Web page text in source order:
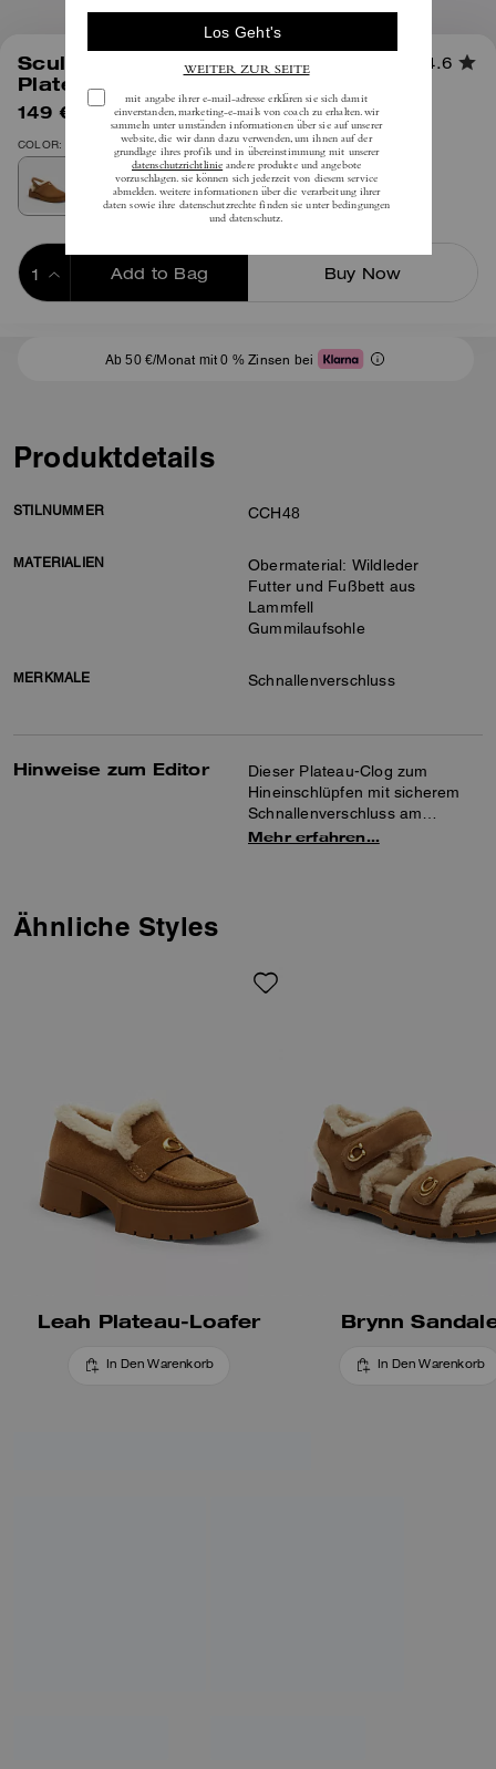
Sculpted C Cloggs Mit
Plateausohle
4.6
149 € 250 €(40%)inkl. MwSt.
COLOR: Kokosnuss/Natur
Add to Bag Buy Now
Ab 50 €/Monat mit 0 % Zinsen bei
Produktdetails
STILNUMMER CCH48
MATERIALIEN
Obermaterial: Wildleder
Futter und Fußbett aus
Lammfell
Gummilaufsohle
MERKMALE Schnallenverschluss
Hinweise zum Editor
Dieser Plateau-Clog zum
Hineinschlüpfen mit sicherem
Schnallenverschluss am
Slingback-Riemen ist aus
den Style ab.
Mehr erfahren…
Ähnliche Styles
Leah Plateau-Loafer
In Den Warenkorb
Brynn
In Den Warenkorb